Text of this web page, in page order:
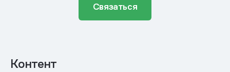
Связаться
Контент